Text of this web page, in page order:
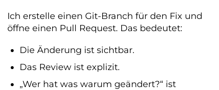
Ich erstelle einen Git-Branch für den Fix und
öffne einen Pull Request. Das bedeutet:
Die Änderung ist sichtbar.
Das Review ist explizit.
„Wer hat was warum geändert?“ ist